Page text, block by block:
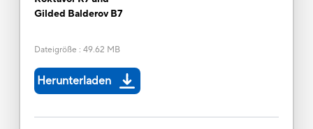
Gilded Balderov B7
Dateigröße : 49.62 MB
Herunterladen